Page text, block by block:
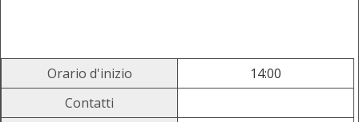
Orario d'inizio
14:00
Contatti